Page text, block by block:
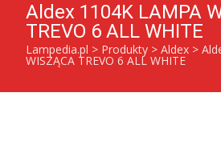
Aldex 1104K LAMPA
TREVO 6 ALL WHITE
Lampedia.pl > Produkty > Aldex >
WISZĄCA TREVO 6 ALL WHITE